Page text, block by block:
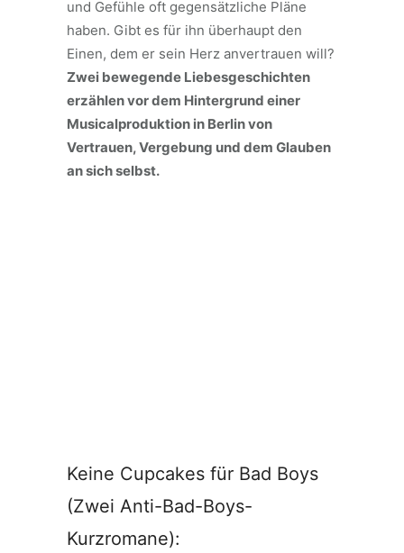
und Gefühle oft gegensätzliche Pläne
haben. Gibt es für ihn überhaupt den
Einen, dem er sein Herz anvertrauen will?
Zwei bewegende Liebesgeschichten
erzählen vor dem Hintergrund einer
Musicalproduktion in Berlin von
Vertrauen, Vergebung und dem Glauben
an sich selbst.
Keine Cupcakes für Bad Boys
(Zwei Anti-Bad-Boys-
Kurzromane):